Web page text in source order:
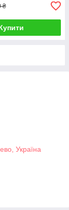
₴
Україна